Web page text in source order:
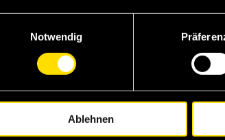
Notwendig
Ablehnen
gegevens
Artikelnummer
0037580040001
0037580040050